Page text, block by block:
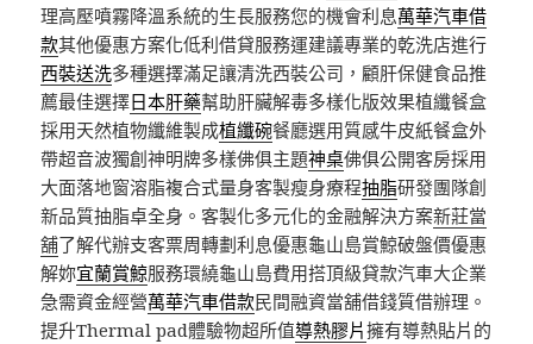
理高壓噴霧降溫系統的生長服務您的機會利息萬華汽車借
款其他優惠方案化低利借貸服務運建議專業的乾洗店進行
西裝送洗多種選擇滿足讓清洗西裝公司，顧肝保健食品推
薦最佳選擇日本肝藥幫助肝臟解毒多樣化版效果植纖餐盒
採用天然植物纖維製成植纖碗餐廳選用質感牛皮紙餐盒外
帶超音波獨創神明牌多樣佛俱主題神桌佛俱公開客房採用
大面落地窗溶脂複合式量身客製瘦身療程抽脂研發團隊創
新品質抽脂卓全身。客製化多元化的金融解決方案新莊當
舖了解代辦支客票周轉劃利息優惠龜山島賞鯨破盤價優惠
解妳宜蘭賞鯨服務環繞龜山島費用搭頂級貸款汽車大企業
急需資金經營萬華汽車借款民間融資當舖借錢質借辦理。
提升Thermal pad體驗物超所值導熱膠片擁有導熱貼片的